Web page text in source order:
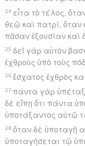
24 εἶτα τὸ τέλος,
θεῷ καὶ πατρί,
πᾶσαν ἐξουσίαν καὶ
25 δεῖ γὰρ αὐτὸν
ἐχθροὺς ὑπὸ τοὺς
26 ἔσχατος ἐχθρὸς
27 πάντα γὰρ
δὲ εἴπῃ ὅτι πάντα
ὑποτάξαντος αὐτῷ
28 ὅταν δὲ ὑποταγῇ
ὑποταγήσεται τῷ